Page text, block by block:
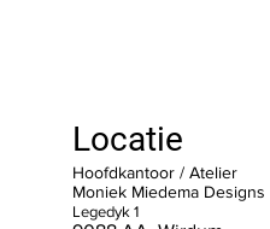
Locatie
Hoofdkantoor / Atelier
Moniek Miedema Designs
Legedyk 1